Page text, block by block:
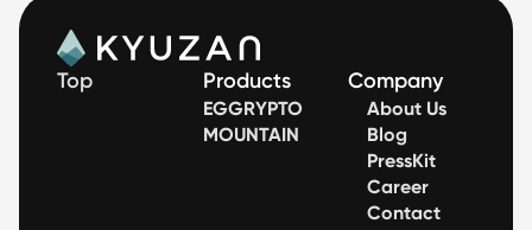
Top Products
EGGRYPTO
MOUNTAIN
Company
About Us
Blog
PressKit
Career
Contact